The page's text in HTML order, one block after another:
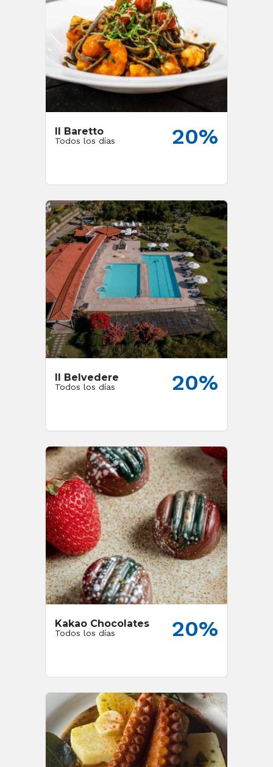
Il Baretto
Todos los días 20%
Il Belvedere
Todos los días 20%
Kakao Chocolates
Todos los días 20%